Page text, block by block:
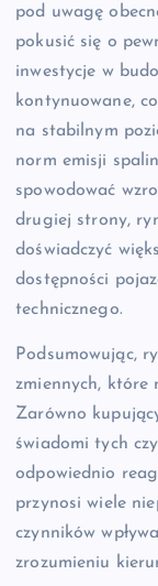
pod uwagę
pokusić się o
inwestycje w
kontynuowane,
na stabilnym
norm emisji
spowodować
drugiej strony,
doświadczyć
dostępności
technicznego.
Podsumowując,
zmiennych, które
Zarówno
świadomi tych
odpowiednio
przynosi wiele
czynników
zrozumieniu